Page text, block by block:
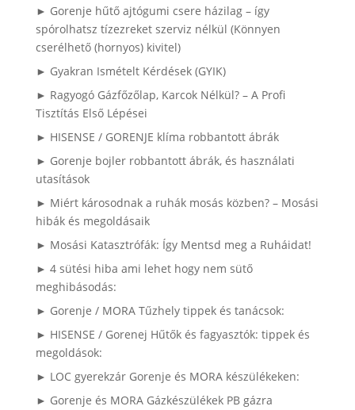
► Gorenje hűtő ajtógumi csere házilag – így
spórolhatsz tízezreket szerviz nélkül (Könnyen
cserélhető (hornyos) kivitel)
► Gyakran Ismételt Kérdések (GYIK)
► Ragyogó Gázfőzőlap, Karcok Nélkül? – A Profi
Tisztítás Első Lépései
► HISENSE / GORENJE klíma robbantott ábrák
► Gorenje bojler robbantott ábrák, és használati
utasítások
► Miért károsodnak a ruhák mosás közben? – Mosási
hibák és megoldásaik
► Mosási Katasztrófák: Így Mentsd meg a Ruháidat!
► 4 sütési hiba ami lehet hogy nem sütő
meghibásodás:
► Gorenje / MORA Tűzhely tippek és tanácsok:
► HISENSE / Gorenej Hűtők és fagyasztók: tippek és
megoldások:
► LOC gyerekzár Gorenje és MORA készülékeken:
► Gorenje és MORA Gázkészülékek PB gázra